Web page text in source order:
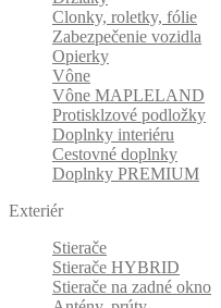
Clonky, roletky, fólie
Zabezpečenie vozidla
Opierky
Vône
Vône MAPLELAND
Protisklzové podložky
Doplnky interiéru
Cestovné doplnky
Doplnky PREMIUM
Exteriér
Stierače
Stierače HYBRID
Stierače na zadné okno